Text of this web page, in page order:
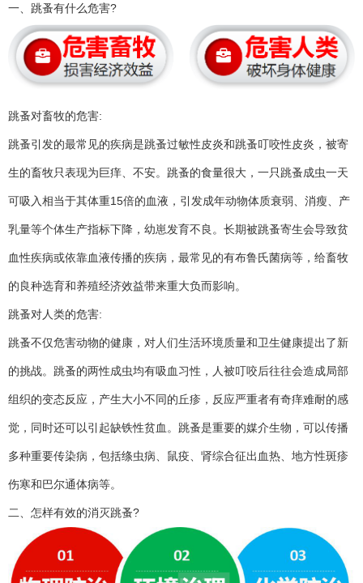
一、跳蚤有什么危害?
跳蚤对畜牧的危害:
跳蚤引发的最常见的疾病是跳蚤过敏性皮炎和跳蚤叮咬性皮炎，被寄
生的畜牧只表现为巨痒、不安。跳蚤的食量很大，一只跳蚤成虫一天
可吸入相当于其体重15倍的血液，引发成年动物体质衰弱、消瘦、产
乳量等个体生产指标下降，幼崽发育不良。长期被跳蚤寄生会导致贫
血性疾病或依靠血液传播的疾病，最常见的有布鲁氏菌病等，给畜牧
的良种选育和养殖经济效益带来重大负而影响。
跳蚤对人类的危害:
跳蚤不仅危害动物的健康，对人们生活环境质量和卫生健康提出了新
的挑战。跳蚤的两性成虫均有吸血习性，人被叮咬后往往会造成局部
组织的变态反应，产生大小不同的丘疹，反应严重者有奇痒难耐的感
觉，同时还可以引起缺铁性贫血。跳蚤是重要的媒介生物，可以传播
多种重要传染病，包括绦虫病、鼠疫、肾综合征出血热、地方性斑疹
伤寒和巴尔通体病等。
二、怎样有效的消灭跳蚤?